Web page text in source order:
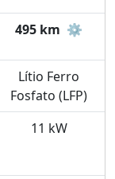
495 km ⚙️
Lítio Ferro
Fosfato (LFP)
11 kW